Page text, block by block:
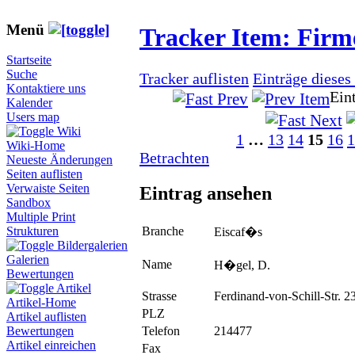
Menü
Startseite
Suche
Kontaktiere uns
Kalender
Users map
Wiki
Wiki-Home
Neueste Änderungen
Seiten auflisten
Verwaiste Seiten
Sandbox
Multiple Print
Strukturen
Bildergalerien
Galerien
Bewertungen
Artikel
Artikel-Home
Artikel auflisten
Bewertungen
Artikel einreichen
Tracker Item:
Tracker auflisten Einträge dieses
1 … 13 14 15 16
Betrachten
Eintrag ansehen
Branche Eiscaf�s
Name H�gel, D.
Strasse
Ferdinand-von-Schill-Str.
PLZ
Telefon
214477
Fax